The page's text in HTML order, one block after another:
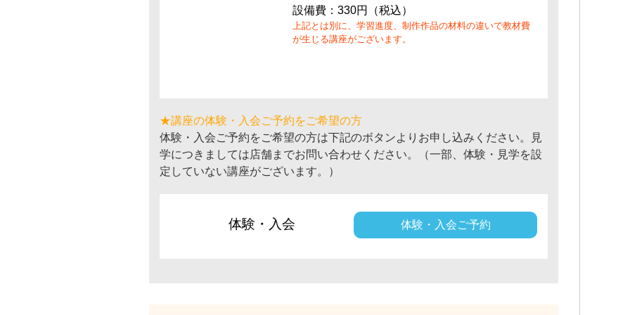
設備費：330円（税込）
上記とは別に、学習進度、制作作品の材料の違いで教材費
が生じる講座がございます。
★講座の体験・入会ご予約をご希望の方
体験・入会ご予約をご希望の方は下記のボタンよりお申し込みください。見
学につきましては店舗までお問い合わせください。（一部、体験・見学を設
定していない講座がございます。）
体験・入会 体験・入会ご予約